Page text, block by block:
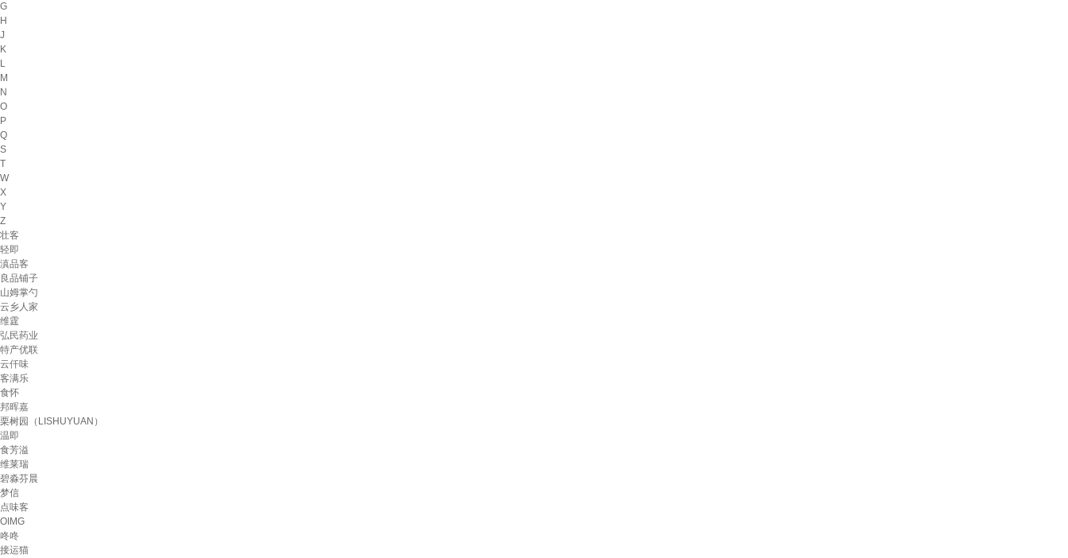
G
H
J
K
L
M
N
O
P
Q
S
T
W
X
Y
Z
壮客
轻即
滇品客
良品铺子
山姆掌勺
云乡人家
维霆
弘民药业
特产优联
云仟味
客满乐
食怀
邦晖嘉
栗树园（LISHUYUAN）
温即
食芳溢
维莱瑞
碧淼芬晨
梦信
点味客
OIMG
咚咚
接运猫